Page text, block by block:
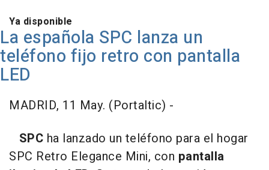
Ya disponible
La española SPC lanza un
teléfono fijo retro con pantalla
LED
MADRID, 11 May. (Portaltic) -
SPC ha lanzado un teléfono para el hogar
SPC Retro Elegance Mini, con pantalla